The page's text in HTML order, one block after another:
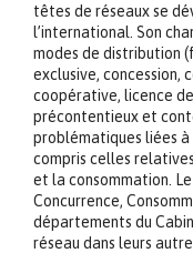
têtes de réseaux se
l’international. Son
modes de distribution
exclusive, concession,
coopérative, licence
précontentieux et
problématiques liées
compris celles
et la consommation.
Concurrence,
départements du
réseau dans leurs